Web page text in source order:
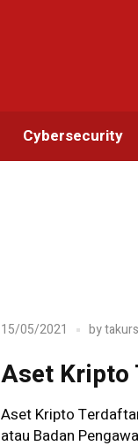
Cybersecurity
15/05/2021 by
Aset Kripto
Aset Kripto
atau Badan